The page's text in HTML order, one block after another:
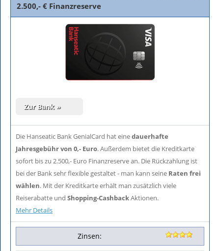
2.500,- € Finanzreserve
Die Hanseatic Bank GenialCard hat einedauerhafte
Jahresgebühr von 0,- Euro. Außerdem bietet die Kreditkarte
sofort bis zu 2.500,- Euro Finanzreserve an. Die Rückzahlung ist
bei der Bank sehr flexible gestaltet - man kann seine Raten frei
wählen. Mit der Kreditkarte erhält man zusätzlich viele
Reiserabatte und Shopping-CashbackAktionen.
Mehr Details
Zinsen: